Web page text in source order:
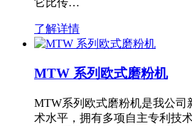
了解详情
MTW 系列欧式磨粉机
MTW系列欧式磨粉机是我公司
术水平，拥有多项自主专利技